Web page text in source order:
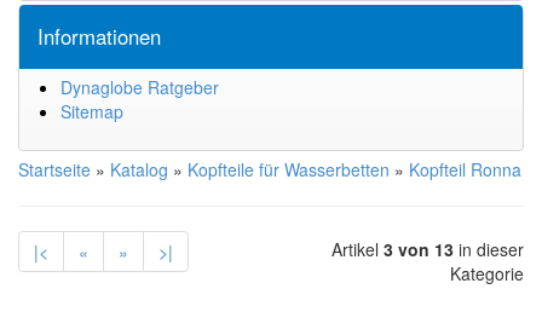
Informationen
Dynaglobe Ratgeber
Sitemap
Startseite » Katalog » Kopfteile für Wasserbetten » Kopfteil Ronna
|< « » >| Artikel 3 von 13 in dieser
Kategorie